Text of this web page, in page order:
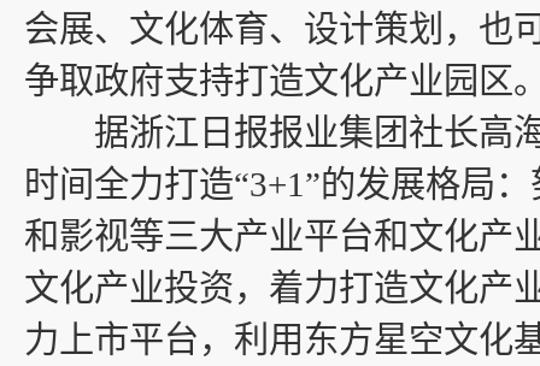
会展、文化体育、 设计策划 ，也
争取政府支持打造文化产业园区
据浙江日报报业集团社长高
时间全力打造“3+1”的发展格局
和影视等三大产业平台和文化产
文化产业投资，着力打造文化产
力上市平台，利用东方星空文化